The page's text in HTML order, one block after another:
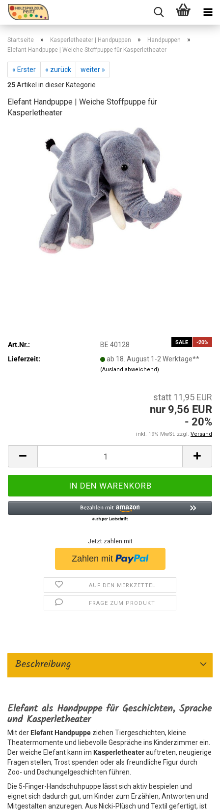
Startseite » Kasperletheater | Handpuppen » Handpuppen »
Elefant Handpuppe | Weiche Stoffpuppe für Kasperletheater
« Erster « zurück
weiter »
25Artikel in dieser Kategorie
Elefant Handpuppe | Weiche Stoffpuppe für
Kasperletheater
SALE -20%
Art.Nr.:
BE 40128
Lieferzeit:
ab 18. August 1-2 Werktage**
(Ausland abweichend)
statt 11,95 EUR
nur 9,56 EUR
- 20%
inkl. 19% MwSt. zzgl. Versand
Jetzt zahlen mit
AUF DEN MERKZETTEL
FRAGE ZUM PRODUKT
Beschreibung
Elefant als Handpuppe für Geschichten, Sprache
und Kasperletheater
Mit der Elefant Handpuppe ziehen Tiergeschichten, kleine
Theatermomente und liebevolle Gespräche ins Kinderzimmer ein.
Der weiche Elefant kann im Kasperletheaterauftreten, neugierige
Fragen stellen, Trost spenden oder als freundliche Figur durch
Zoo- und Dschungelgeschichten führen.
Die 5-Finger-Handschuhpuppe lässt sich aktiv bespielen und
eignet sich dadurch gut, um Kinder zum Erzählen, Antworten und
Mitgestalten anzuregen. Aus Nicki-Plüsch und Textil gefertigt, ist